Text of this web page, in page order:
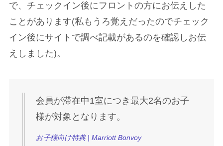
で、チェックイン後にフロントの方にお伝えした
ことがあります(私もうろ覚えだったのでチェック
イン後にサイトで調べ記載があるのを確認しお伝
えしました)。
会員が滞在中1室につき最大2名のお子
様が対象となります。
お子様向け特典 | Marriott Bonvoy